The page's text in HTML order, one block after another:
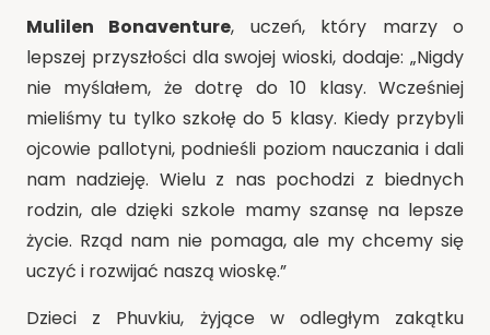
Mulilen Bonaventure, uczeń, który marzy o
lepszej przyszłości dla swojej wioski, dodaje: „Nigdy
nie myślałem, że dotrę do 10 klasy. Wcześniej
mieliśmy tu tylko szkołę do 5 klasy. Kiedy przybyli
ojcowie pallotyni, podnieśli poziom nauczania i dali
nam nadzieję. Wielu z nas pochodzi z biednych
rodzin, ale dzięki szkole mamy szansę na lepsze
życie. Rząd nam nie pomaga, ale my chcemy się
uczyć i rozwijać naszą wioskę.”
Dzieci z Phuvkiu, żyjące w odległym zakątku